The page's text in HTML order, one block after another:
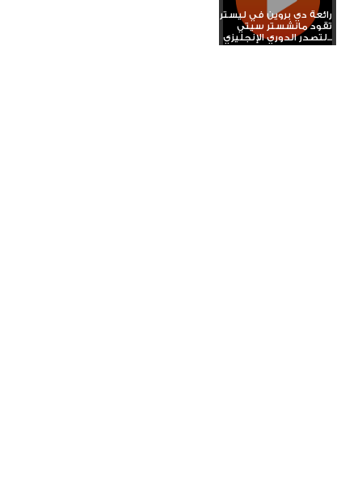
رائعة دي بروين في ليستر
تقود مانشستر سيتي
لتصدر الدوري الإنجليزي...